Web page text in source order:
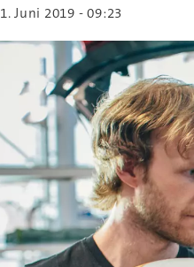
21. Juni 2019 - 09:23